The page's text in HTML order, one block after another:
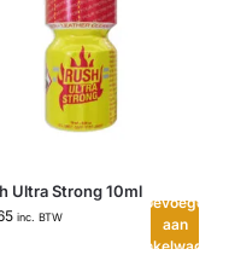
Ultra Strong 10ml
inc. BTW
Toevoegen
aan
winkelwagen